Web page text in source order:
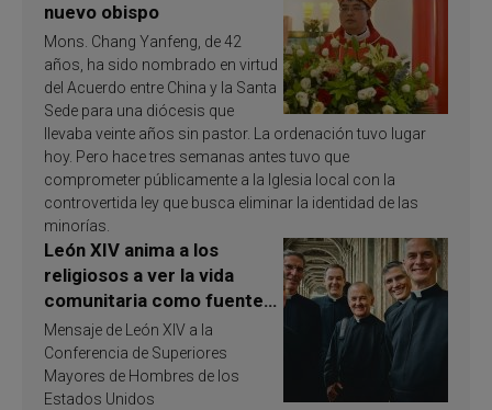
nuevo obispo
Mons. Chang Yanfeng, de 42
años, ha sido nombrado en virtud
del Acuerdo entre China y la Santa
Sede para una diócesis que
llevaba veinte años sin pastor. La ordenación tuvo lugar
hoy. Pero hace tres semanas antes tuvo que
comprometer públicamente a la Iglesia local con la
controvertida ley que busca eliminar la identidad de las
minorías.
León XIV anima a los
religiosos a ver la vida
comunitaria como fuente
de inspiración y
santificación
Mensaje de León XIV a la
Conferencia de Superiores
Mayores de Hombres de los
Estados Unidos